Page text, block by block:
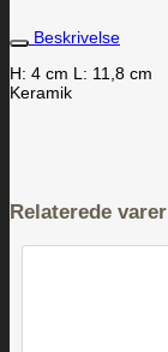
Beskrivelse
H: 4 cm L: 11,8 cm
Keramik
Relaterede varer